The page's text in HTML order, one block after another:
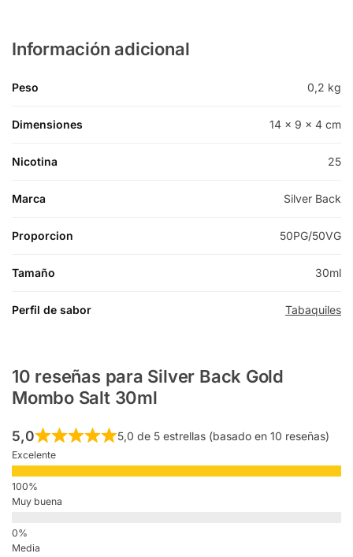
Información adicional
Peso 0,2 kg
Dimensiones 14 × 9 × 4 cm
Nicotina 25
Marca Silver Back
Proporcion 50PG/50VG
Tamaño 30ml
Perfil de sabor Tabaquiles
10 reseñas para Silver Back Gold
Mombo Salt 30ml
5,0 5,0 de 5 estrellas (basado en 10 reseñas)
Excelente
Muy buena
Media